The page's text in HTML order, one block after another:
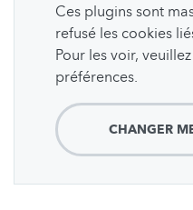
Ces plugins sont
refusé les cookies
Pour les voir,
préférences.
CHANGER